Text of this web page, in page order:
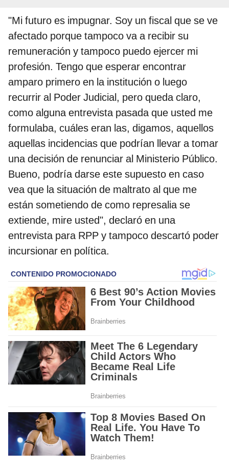
"Mi futuro es impugnar. Soy un fiscal que se ve
afectado porque tampoco va a recibir su
remuneración y tampoco puedo ejercer mi
profesión. Tengo que esperar encontrar
amparo primero en la institución o luego
recurrir al Poder Judicial, pero queda claro,
como alguna entrevista pasada que usted me
formulaba, cuáles eran las, digamos, aquellos
aquellas incidencias que podrían llevar a tomar
una decisión de renunciar al Ministerio Público.
Bueno, podría darse este supuesto en caso
vea que la situación de maltrato al que me
están sometiendo de como represalia se
extiende, mire usted", declaró en una
entrevista para RPP y tampoco descartó poder
incursionar en política.